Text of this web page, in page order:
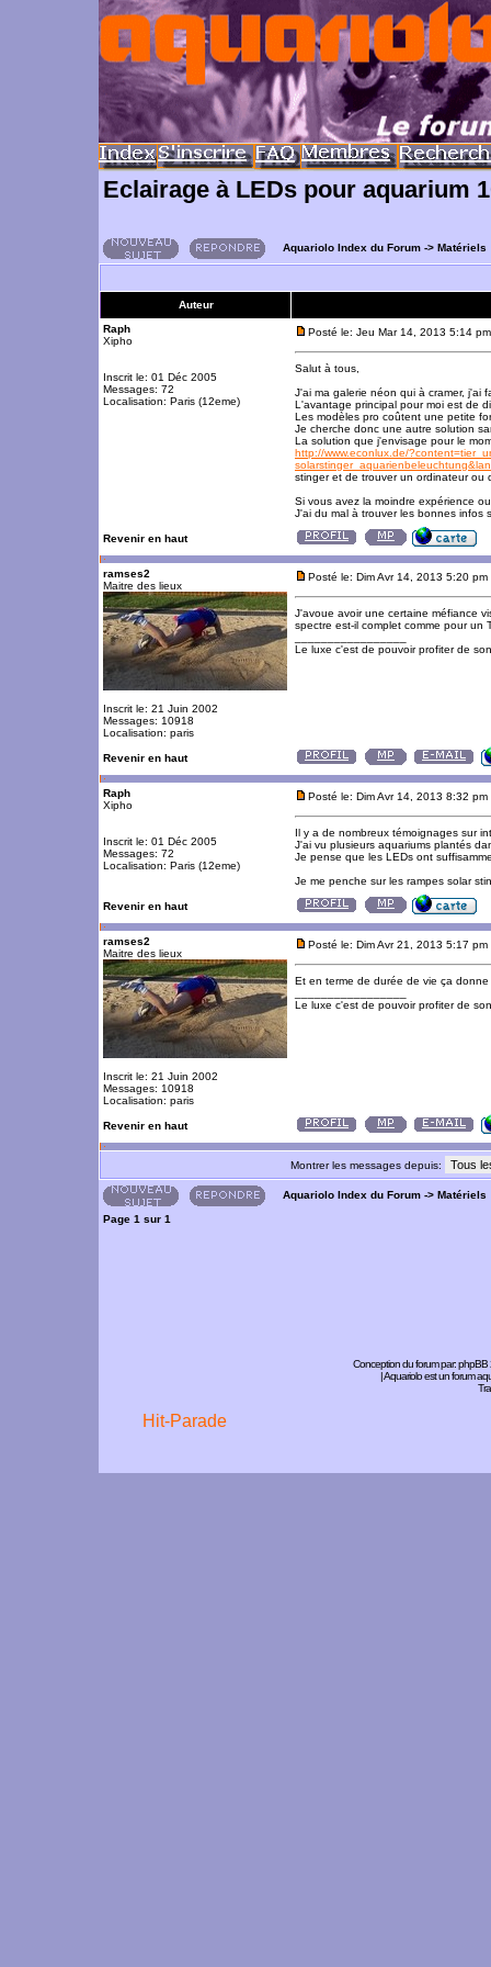
Eclairage à LEDs pour aquarium
Aquariolo Index du Forum -> Matériels
Auteur
Raph
Xipho
Inscrit le: 01 Déc 2005
Messages: 72
Localisation: Paris (12eme)
Posté le: Jeu Mar 14, 2013 5:14 pm
Salut à tous,
J'ai ma galerie néon qui à cramer, j'ai
L'avantage principal pour moi est de
Les modèles pro coûtent une petite
Je cherche donc une autre solution
La solution que j'envisage pour le
http://www.econlux.de/
stinger et de trouver un ordinateur ou
Si vous avez la moindre expérience
J'ai du mal à trouver les bonnes infos
Revenir en haut
ramses2
Maitre des lieux
Inscrit le: 21 Juin 2002
Messages: 10918
Localisation: paris
Posté le: Dim Avr 14, 2013 5:20 pm
J'avoue avoir une certaine méfiance
spectre est-il complet comme pour un
Le luxe c'est de pouvoir profiter de
Revenir en haut
Raph
Xipho
Inscrit le: 01 Déc 2005
Messages: 72
Localisation: Paris (12eme)
Posté le: Dim Avr 14, 2013 8:32 pm
Il y a de nombreux témoignages sur
J'ai vu plusieurs aquariums plantés
Je pense que les LEDs ont
Je me penche sur les rampes solar
Revenir en haut
ramses2
Maitre des lieux
Inscrit le: 21 Juin 2002
Messages: 10918
Localisation: paris
Posté le: Dim Avr 21, 2013 5:17 pm
Et en terme de durée de vie ça
Le luxe c'est de pouvoir profiter de
Revenir en haut
Montrer les messages depuis:
Aquariolo Index du Forum -> Matériels
Page 1 sur 1
Conception du forum par:phpBB
| Aquariolo est un forum